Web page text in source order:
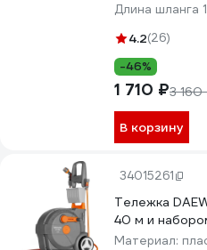
Длина шланга
4.2(26)
-46%
1 710 ₽3 160
В корзину
34015261
Тележка
40 м и
Материал: